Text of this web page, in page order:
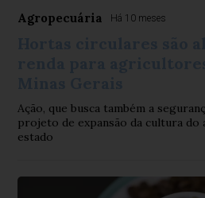
Agropecuária Há 10 meses
Ação, que busca também a
projeto de expansão da cultura
estado